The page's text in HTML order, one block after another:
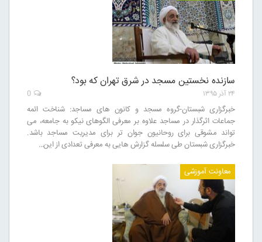
سازنده نخستین مسجد در شرق تهران که بود؟
۲۴ آذر ۱۳۹۵ 0
خبرگزاری شبستان-گروه مسجد و کانون های مساجد: شناخت ائمه
جماعات اثرگذار در مساجد علاوه بر معرفی الگوهای نیکو به جامعه، می
تواند مشوقی برای روحانیون جوان تر برای مدیریت مساجد باشد.
خبرگزاری شبستان طی سلسله گزارش هایی به معرفی تعدادی از این…
معاونت آموزشی